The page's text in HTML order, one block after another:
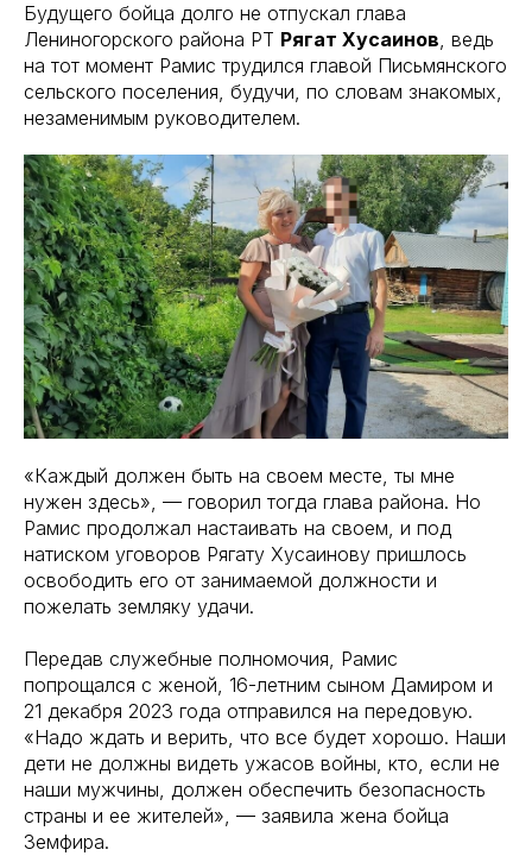
Будущего бойца долго не отпускал глава
Лениногорского района РТ Рягат Хусаинов, ведь
на тот момент Рамис трудился главой Письмянского
сельского поселения, будучи, по словам знакомых,
незаменимым руководителем.
«Каждый должен быть на своем месте, ты мне
нужен здесь», — говорил тогда глава района. Но
Рамис продолжал настаивать на своем, и под
натиском уговоров Рягату Хусаинову пришлось
освободить его от занимаемой должности и
пожелать земляку удачи.
Передав служебные полномочия, Рамис
попрощался с женой, 16-летним сыном Дамиром и
21 декабря 2023 года отправился на передовую.
«Надо ждать и верить, что все будет хорошо. Наши
дети не должны видеть ужасов войны, кто, если не
наши мужчины, должен обеспечить безопасность
страны и ее жителей», — заявила жена бойца
Земфира.